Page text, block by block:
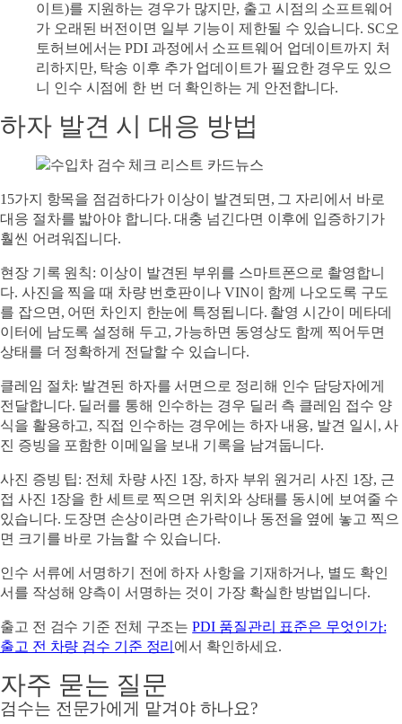
이트)를 지원하는 경우가 많지만, 출고 시점의 소프트웨어
가 오래된 버전이면 일부 기능이 제한될 수 있습니다. SC오
토허브에서는 PDI 과정에서 소프트웨어 업데이트까지 처
리하지만, 탁송 이후 추가 업데이트가 필요한 경우도 있으
니 인수 시점에 한 번 더 확인하는 게 안전합니다.
하자 발견 시 대응 방법
15가지 항목을 점검하다가 이상이 발견되면, 그 자리에서 바로
대응 절차를 밟아야 합니다. 대충 넘긴다면 이후에 입증하기가
훨씬 어려워집니다.
현장 기록 원칙: 이상이 발견된 부위를 스마트폰으로 촬영합니
다. 사진을 찍을 때 차량 번호판이나 VIN이 함께 나오도록 구도
를 잡으면, 어떤 차인지 한눈에 특정됩니다. 촬영 시간이 메타데
이터에 남도록 설정해 두고, 가능하면 동영상도 함께 찍어두면
상태를 더 정확하게 전달할 수 있습니다.
클레임 절차: 발견된 하자를 서면으로 정리해 인수 담당자에게
전달합니다. 딜러를 통해 인수하는 경우 딜러 측 클레임 접수 양
식을 활용하고, 직접 인수하는 경우에는 하자 내용, 발견 일시, 사
진 증빙을 포함한 이메일을 보내 기록을 남겨둡니다.
사진 증빙 팁: 전체 차량 사진 1장, 하자 부위 원거리 사진 1장, 근
접 사진 1장을 한 세트로 찍으면 위치와 상태를 동시에 보여줄 수
있습니다. 도장면 손상이라면 손가락이나 동전을 옆에 놓고 찍으
면 크기를 바로 가늠할 수 있습니다.
인수 서류에 서명하기 전에 하자 사항을 기재하거나, 별도 확인
서를 작성해 양측이 서명하는 것이 가장 확실한 방법입니다.
출고 전 검수 기준 전체 구조는PDI 품질관리 표준은 무엇인가:
출고 전 차량 검수 기준 정리 에서 확인하세요.
자주 묻는 질문
검수는 전문가에게 맡겨야 하나요?